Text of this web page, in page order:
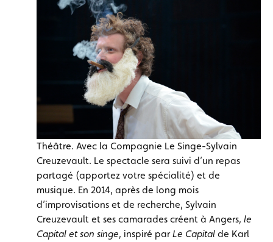
Théâtre. Avec la Compagnie Le Singe-Sylvain
Creuzevault. Le spectacle sera suivi d’un repas
partagé (apportez votre spécialité) et de
musique. En 2014, après de long mois
d’improvisations et de recherche, Sylvain
Creuzevault et ses camarades créent à Angers, le
Capital et son singe, inspiré parLe Capital de Karl